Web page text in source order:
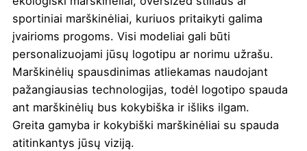
sportiniai marškinėliai, kuriuos pritaikyti galima
įvairioms progoms. Visi modeliai gali būti
personalizuojami jūsų logotipu ar norimu užrašu.
Marškinėlių spausdinimas atliekamas naudojant
pažangiausias technologijas, todėl logotipo spauda
ant marškinėlių bus kokybiška ir išliks ilgam.
Greita gamyba ir kokybiški marškinėliai su spauda
atitinkantys jūsų viziją.